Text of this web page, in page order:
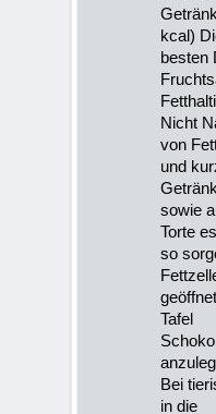
kcal)
besten
Nicht
von
und
sowie
Torte
so
Tafel
Bei
in die